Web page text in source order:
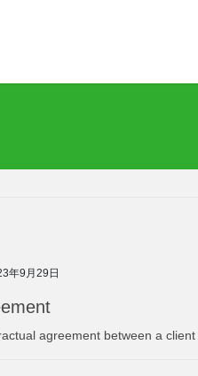
年9月29日
agreement between a